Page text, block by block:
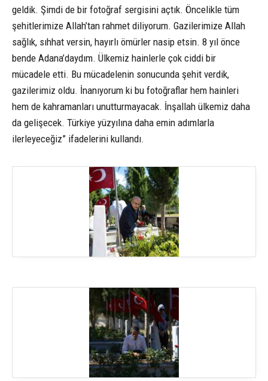
geldik. Şimdi de bir fotoğraf sergisini açtık. Öncelikle tüm
şehitlerimize Allah’tan rahmet diliyorum. Gazilerimize Allah
sağlık, sıhhat versin, hayırlı ömürler nasip etsin. 8 yıl önce
bende Adana’daydım. Ülkemiz hainlerle çok ciddi bir
mücadele etti. Bu mücadelenin sonucunda şehit verdik,
gazilerimiz oldu. İnanıyorum ki bu fotoğraflar hem hainleri
hem de kahramanları unutturmayacak. İnşallah ülkemiz daha
da gelişecek. Türkiye yüzyılına daha emin adımlarla
ilerleyeceğiz” ifadelerini kullandı.